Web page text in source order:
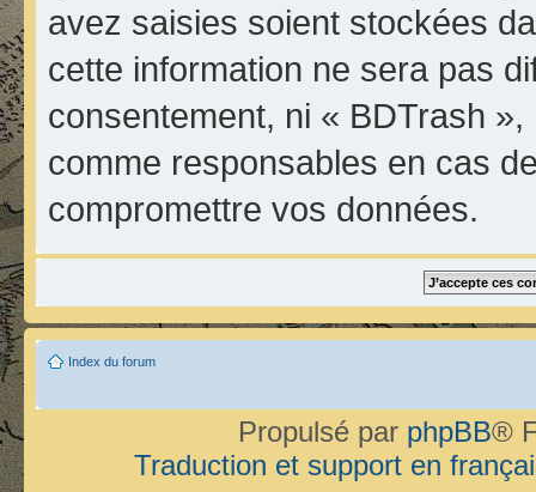
avez saisies soient stockées
cette information ne sera pas
consentement, ni « BDTrash
comme responsables en cas
compromettre vos données.
Index du forum
Propulsé par phpBB®
Traduction et support en